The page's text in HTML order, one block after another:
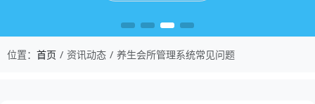
位置： 首页 资讯动态 养生会所管理系统常见问题